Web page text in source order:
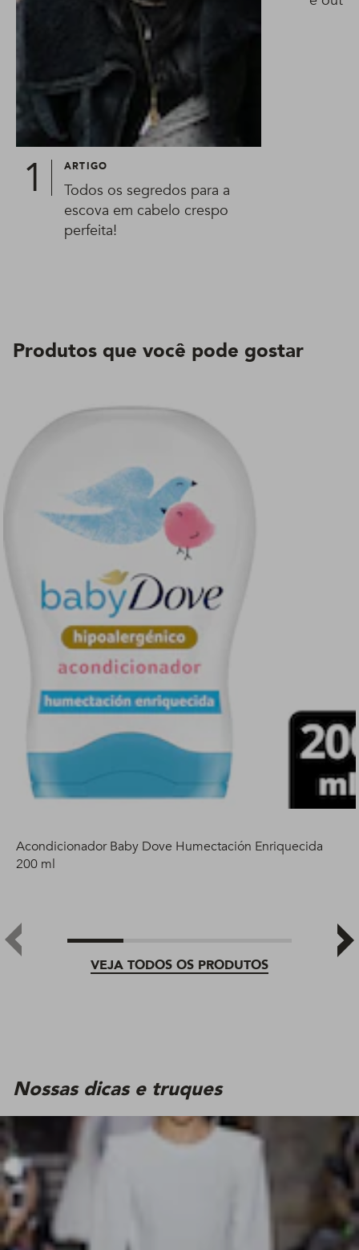
ARTIGO
Todos os segredos para a
escova em cabelo crespo
perfeita!
Produtos que você pode gostar
VEJA TODOS OS PRODUTOS
Acondicionador Baby Dove Humectación Enriquecida
200 ml
Nossas dicas e truques